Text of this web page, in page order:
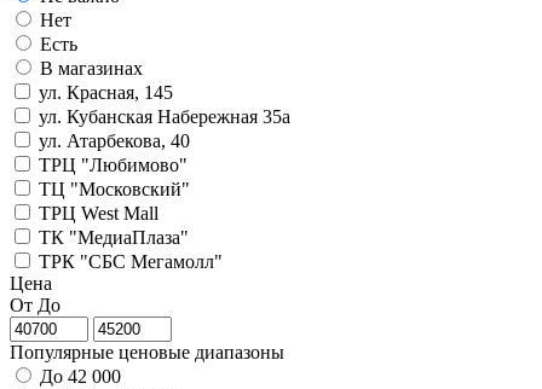
Нет
Есть
В магазинах
ул. Красная, 145
ул. Кубанская Набережная 35а
ул. Атарбекова, 40
ТРЦ "Любимово"
ТЦ "Московский"
ТРЦ West Mall
ТК "МедиаПлаза"
ТРК "СБС Мегамолл"
Цена
От До
Популярные ценовые диапазоны
До 42 000